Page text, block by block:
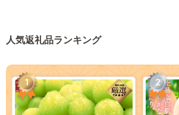
人気返礼品ランキング
1 2